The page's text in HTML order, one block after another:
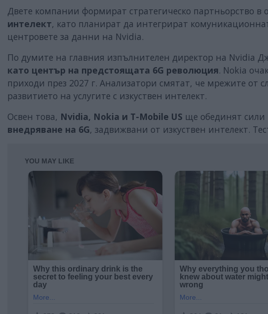
Двете компании формират стратегическо партньорство в
интелект, като планират да интегрират
центровете за данни на Nvidia.
По думите на главния изпълнителен директор на Nvidia
като център на предстоящата 6G революция. Nokia
приходи през 2027 г. Анализатори смятат, че мрежите от
развитието на услугите с изкуствен интелект.
Освен това, Nvidia, Nokia и T-Mobile US ще обединят сили
внедряване на 6G, задвижвани от изкуствен интелект.